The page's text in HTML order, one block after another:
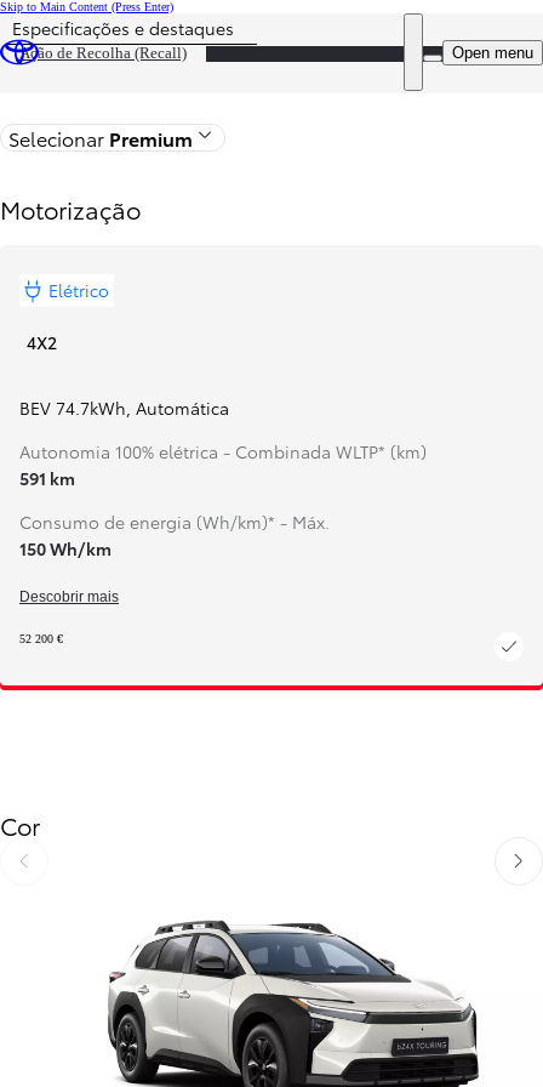
Skip to Main Content (Press Enter)
Ação de Recolha (Recall)
DEALER NAME
Open menu
Preço atualizado O preço da sua configuração é 53 150 €
Especificações e destaques
Selecionar Premium
Motorização
Elétrico
4X2
BEV 74.7kWh, Automática
Autonomia 100% elétrica - Combinada WLTP* (km)
591 km
Consumo de energia (Wh/km)* - Máx.
150 Wh/km
Descobrir mais
52 200 €
Cor
Anterior